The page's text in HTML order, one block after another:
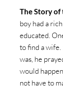
The Story
boy had a
educated.
to find a
was, he
would
not have to